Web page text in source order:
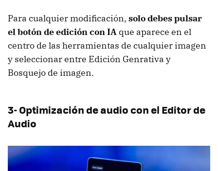
Para cualquier modificación, solo debes pulsar
el botón de edición con IA que aparece en el
centro de las herramientas de cualquier imagen
y seleccionar entre Edición Genrativa y
Bosquejo de imagen.
3- Optimización de audio con el Editor de
Audio